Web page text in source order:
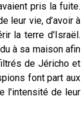
pris la fuite.
leur vie, d’avoir à
la terre d'Israël.
à sa maison afin
de Jéricho et
font part aux
l'intensité de leur